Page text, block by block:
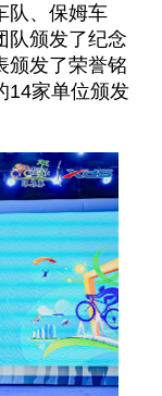
队、保姆车
队颁发了纪念
颁发了荣誉铭
14家单位颁发